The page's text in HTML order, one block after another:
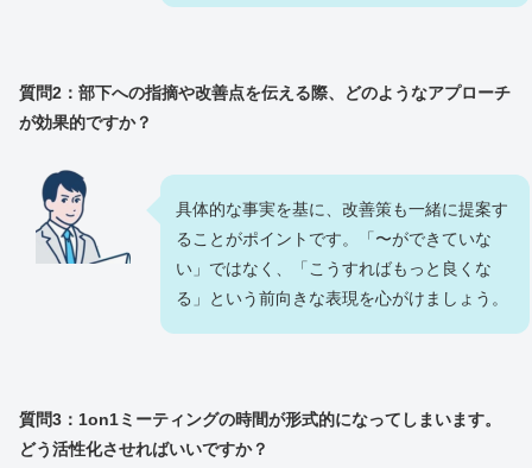
質問2：部下への指摘や改善点を伝える際、どのようなアプローチ
が効果的ですか？
具体的な事実を基に、改善策も一緒に提案す
ることがポイントです。「〜ができていな
い」ではなく、「こうすればもっと良くな
る」という前向きな表現を心がけましょう。
質問3：1on1ミーティングの時間が形式的になってしまいます。
どう活性化させればいいですか？